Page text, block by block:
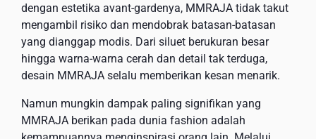
dengan estetika avant-gardenya, MMRAJA tidak takut
mengambil risiko dan mendobrak batasan-batasan
yang dianggap modis. Dari siluet berukuran besar
hingga warna-warna cerah dan detail tak terduga,
desain MMRAJA selalu memberikan kesan menarik.
Namun mungkin dampak paling signifikan yang
MMRAJA berikan pada dunia fashion adalah